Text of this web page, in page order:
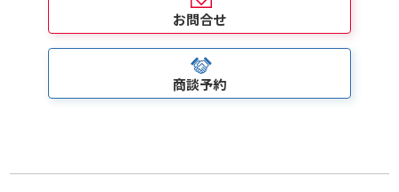
お問合せ
商談予約